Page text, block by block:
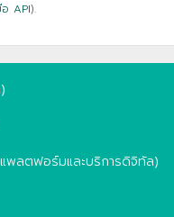
API).
พลตฟอร์มและบริการดิจิทัล)